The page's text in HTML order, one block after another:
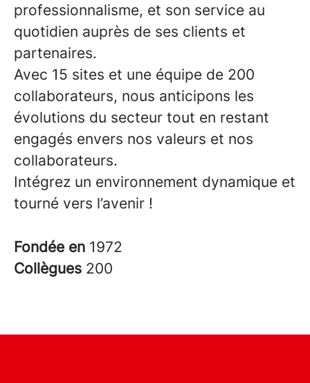
professionnalisme, et son service au
quotidien auprès de ses clients et
partenaires.
Avec 15 sites et une équipe de 200
collaborateurs, nous anticipons les
évolutions du secteur tout en restant
engagés envers nos valeurs et nos
collaborateurs.
Intégrez un environnement dynamique et
tourné vers l’avenir !
Fondée en 1972
Collègues 200